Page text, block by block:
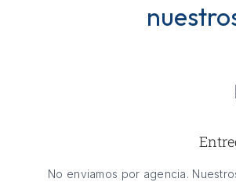
No enviamos por agencia.